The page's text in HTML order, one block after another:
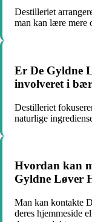
Destilleriet
man kan lære mere
Er De Gyldne
involveret i
Destilleriet
naturlige
Hvordan kan
Gyldne Løver
Man kan kontakte
deres hjemmeside